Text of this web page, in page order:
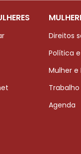
Direitos
Política
Mulher e
Trabalho
Agenda